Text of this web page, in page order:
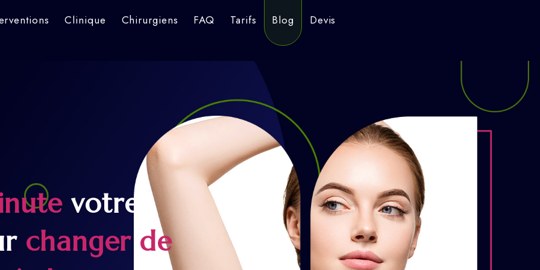
Clinique Chirurgiens FAQ Tarifs Blog Devis
votre
changer de